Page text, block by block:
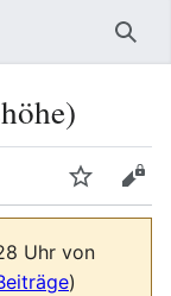
Uhr von
)